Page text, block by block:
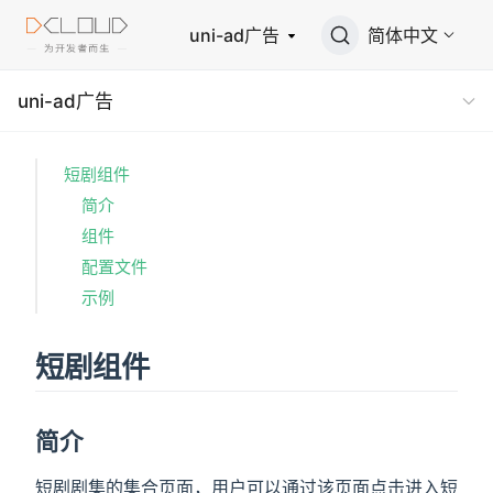
uni-ad广告 简体中文
uni-ad广告
短剧组件
简介
组件
配置文件
示例
短剧组件
简介
短剧剧集的集合页面，用户可以通过该页面点击进入短